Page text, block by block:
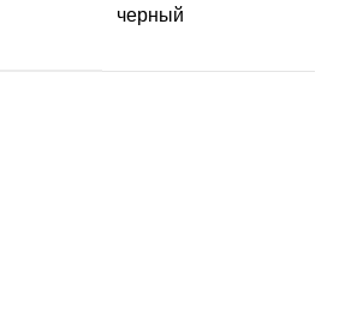
черный